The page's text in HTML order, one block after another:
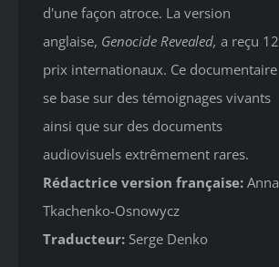
d'une façon atroce. La version
anglaise, Genocide Revealed, a reçu 12
prix internationaux. Ce documentaire
se base sur des témoignages vivants
ainsi que sur des documents
audiovisuels extrêmement rares.
Rédactrice version française: Anna
Tkachenko-Osnowycz
Traducteur: Serge Denko